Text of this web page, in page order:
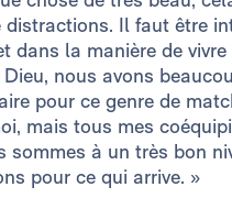
distractions. Il faut être
dans la manière de vivre
nous avons
pour ce genre de
mais tous mes
sommes à un très bon
pour ce qui arrive. »